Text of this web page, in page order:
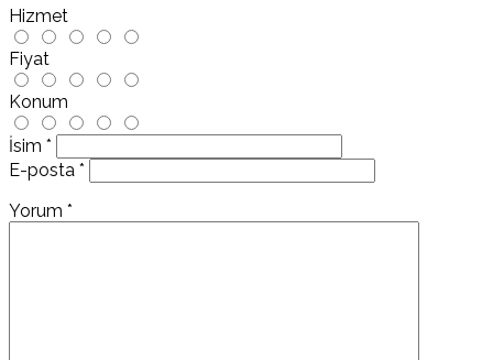
Hizmet
Fiyat
Konum
İsim *
E-posta *
Yorum *